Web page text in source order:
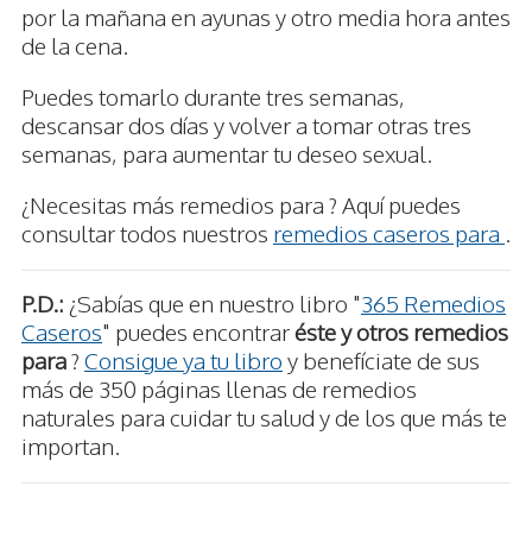
por la mañana en ayunas y otro media hora antes
de la cena.
Puedes tomarlo durante tres semanas,
descansar dos días y volver a tomar otras tres
semanas, para aumentar tu deseo sexual.
¿Necesitas más remedios para ? Aquí puedes
consultar todos nuestros remedios caseros para
P.D.: ¿Sabías que en nuestro libro "365 Remedios
Caseros" puedes encontraréste y otros remedios
para? Consigue ya tu libro y benefíciate de sus
más de 350 páginas llenas de remedios
naturales para cuidar tu salud y de los que más te
importan.